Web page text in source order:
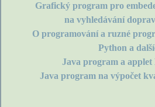
Grafický program pro
na vyhledávání
O programování a ruzné
Python a
Java program a
Java program na výpočet